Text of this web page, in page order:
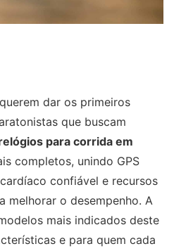
dar os primeiros
que buscam
para corrida em
completos, unindo GPS
confiável e recursos
melhorar o desempenho. A
mais indicados deste
e para quem cada